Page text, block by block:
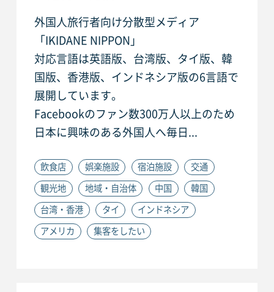
外国人旅行者向け分散型メディア
「IKIDANE NIPPON」
対応言語は英語版、台湾版、タイ版、韓
国版、香港版、インドネシア版の6言語で
展開しています。
Facebookのファン数300万人以上のため
日本に興味のある外国人へ毎日...
飲食店 娯楽施設 宿泊施設 交通
観光地 地域・自治体 中国 韓国
台湾・香港 タイ インドネシア
アメリカ 集客をしたい